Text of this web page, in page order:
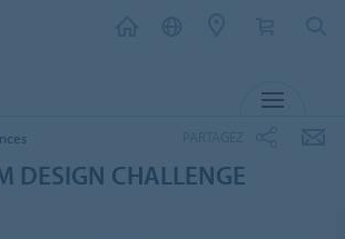
DESIGN CHALLENGE